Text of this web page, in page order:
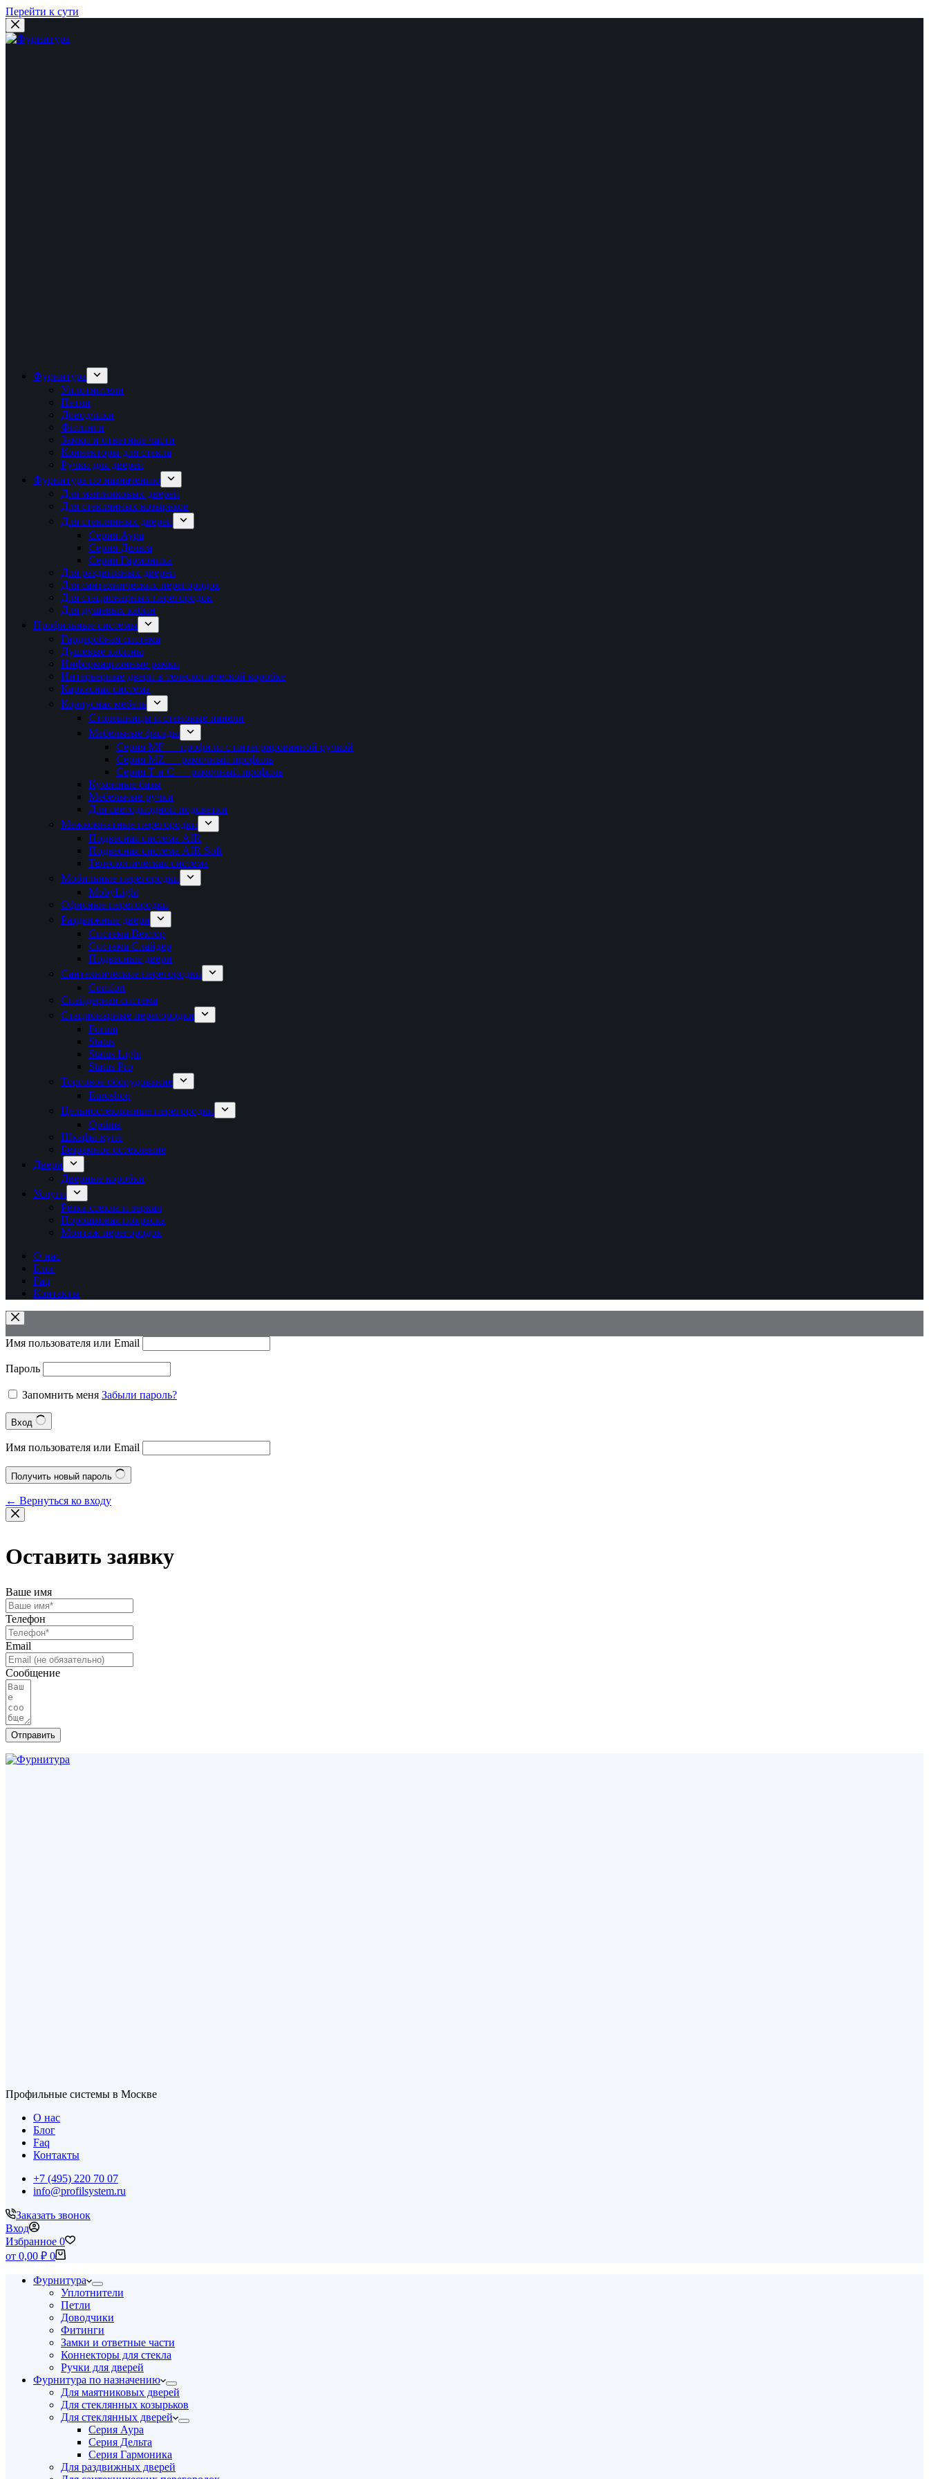
Перейти к сути
Фурнитура
Уплотнители
Петли
Доводчики
Фитинги
Замки и ответные части
Коннекторы для стекла
Ручки для дверей
Фурнитура по назначению
Для маятниковых дверей
Для стеклянных козырьков
Для стеклянных дверей
Серия Аура
Серия Дельта
Серия Гармоника
Для раздвижных дверей
Для сантехнических перегородок
Для стационарных перегородок
Для душевых кабин
Профильные системы
Гардеробная система
Душевые кабины
Информационные рамки
Интерьерные двери в телескопической коробке
Каркасная система
Корпусная мебель
Столешницы и стеновые панели
Мебельные фасады
Серия MF — профили с интегрированной ручкой
Серия MZ — рамочный профиль
Серия T и C — рамочный профиль
Кухонные базы
Мебельные ручки
Для светодиодной подсветки
Межкомнатные перегородки
Подвесная система AIR
Подвесная система AIR Soft
Телескопическая система
Мобильные перегородки
MobyLight
Офисные перегородки
Раздвижные двери
Система Вектор
Система Слайдер
Подвесные двери
Сантехнические перегородки
Comfort
Спайдерная система
Стационарные перегородки
Forum
Status
Status Light
Status Pro
Торговое оборудование
Euroshop
Цельностеклянные перегородки
Optima
Шкафы-купе
Безрамное остекление
Двери
Дверные коробки
Услуги
Резка стекла и зеркал
Порошковая покраска
Монтаж перегородок
О нас
Блог
Faq
Контакты
Имя пользователя или Email
Пароль
Запомнить меня Забыли пароль?
Вход
Имя пользователя или Email
Получить новый пароль
← Вернуться ко входу
Оставить заявку
Ваше имя
Телефон
Email
Сообщение
Отправить
Профильные системы в Москве
О нас
Блог
Faq
Контакты
+7 (495) 220 70 07
info@profilsystem.ru
Заказать звонок
Вход
Избранное 0
Корзина
от 0,00 ₽ 0
Фурнитура
Уплотнители
Петли
Доводчики
Фитинги
Замки и ответные части
Коннекторы для стекла
Ручки для дверей
Фурнитура по назначению
Для маятниковых дверей
Для стеклянных козырьков
Для стеклянных дверей
Серия Аура
Серия Дельта
Серия Гармоника
Для раздвижных дверей